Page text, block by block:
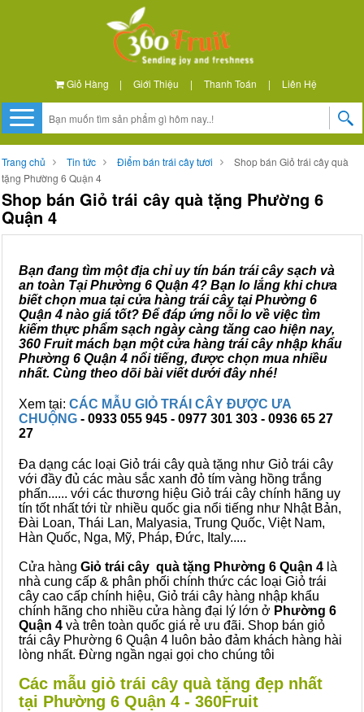
Giỏ Hàng | Giới Thiệu | Thanh Toán | Liên Hệ
Trang chủ Tin tức Điểm bán trái cây tươi
Shop bán Giỏ trái cây quà
tặng Phường 6 Quận 4
Shop bán Giỏ trái cây quà tặng Phường 6
Quận 4
Bạn đang tìm một địa chỉ uy tín bán trái cây sạch và
an toàn Tại Phường 6 Quận 4? Bạn lo lắng khi chưa
biết chọn mua tại cửa hàng trái cây tại Phường 6
Quận 4 nào giá tốt? Để đáp ứng nỗi lo về việc tìm
kiếm thực phẩm sạch ngày càng tăng cao hiện nay,
360 Fruit mách bạn một cửa hàng trái cây nhập khẩu
Phường 6 Quận 4 nổi tiếng, được chọn mua nhiều
nhất. Cùng theo dõi bài viết dưới đây nhé!
Xem tại: CÁC MẪU GIỎ TRÁI CÂY ĐƯỢC ƯA
CHUỘNG - 0933 055 945 - 0977 301 303 - 0936 65 27
27
Đa dạng các loại Giỏ trái cây quà tặng như Giỏ trái cây
với đầy đủ các màu sắc xanh đỏ tím vàng hồng trắng
phấn...... với các thương hiệu Giỏ trái cây chính hãng uy
tín tốt nhất tới từ nhiều quốc gia nổi tiếng như Nhật Bản,
Đài Loan, Thái Lan, Malyasia, Trung Quốc, Việt Nam,
Hàn Quốc, Nga, Mỹ, Pháp, Đức, Italy.....
Cửa hàng Giỏ trái cây quà tặng Phường 6 Quận 4 là
nhà cung cấp & phân phối chính thức các loại Giỏ trái
cây cao cấp chính hiệu, Giỏ trái cây hàng nhập khẩu
chính hãng cho nhiều cửa hàng đại lý lớn ở Phường 6
Quận 4 và trên toàn quốc giá rẻ ưu đãi. Shop bán giỏ
trái cây Phường 6 Quận 4 luôn bảo đảm khách hàng hài
lòng nhất. Đừng ngần ngại gọi cho chúng tôi
Các mẫu giỏ trái cây quà tặng đẹp nhất
tại Phường 6 Quận 4 - 360Fruit